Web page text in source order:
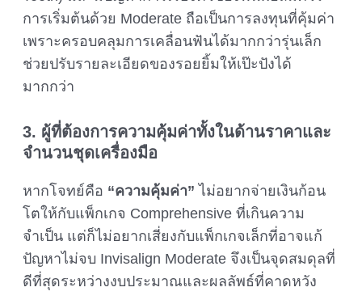
การเริ่มต้นด้วย Moderate ถือเป็นการลงทุนที่คุ้มค่า
เพราะครอบคลุมการเคลื่อนฟันได้มากกว่ารุ่นเล็ก
ช่วยปรับรายละเอียดของรอยยิ้มให้เป๊ะปังได้
มากกว่า
3. ผู้ที่ต้องการความคุ้มค่าทั้งในด้านราคาและ
จำนวนชุดเครื่องมือ
หากโจทย์คือ “ความคุ้มค่า” ไม่อยากจ่ายเงินก้อน
โตให้กับแพ็กเกจ Comprehensive ที่เกินความ
จำเป็น แต่ก็ไม่อยากเสี่ยงกับแพ็กเกจเล็กที่อาจแก้
ปัญหาไม่จบ Invisalign Moderate จึงเป็นจุดสมดุลที่
ดีที่สุดระหว่างงบประมาณและผลลัพธ์ที่คาดหวัง